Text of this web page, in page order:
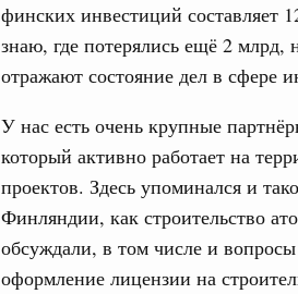
финских инвестиций
знаю, где потерялись ещё 2 млрд,
отражают состояние дел в сфере
У нас есть очень крупные
который активно работает на
проектов. Здесь упоминался и
Финляндии, как строительство
обсуждали, в том числе и
оформление лицензии на